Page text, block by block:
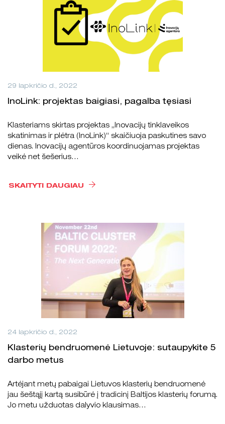
29 lapkričio d., 2022
InoLink: projektas baigiasi, pagalba tęsiasi
Klasteriams skirtas projektas „Inovacijų tinklaveikos
skatinimas ir plėtra (InoLink)“ skaičiuoja paskutines savo
dienas. Inovacijų agentūros koordinuojamas projektas
veikė net šešerius…
SKAITYTI DAUGIAU
24 lapkričio d., 2022
Klasterių bendruomenė Lietuvoje: sutaupykite 5
darbo metus
Artėjant metų pabaigai Lietuvos klasterių bendruomenė
jau šeštąjį kartą susibūrė į tradicinį Baltijos klasterių forumą.
Jo metu užduotas dalyvio klausimas…